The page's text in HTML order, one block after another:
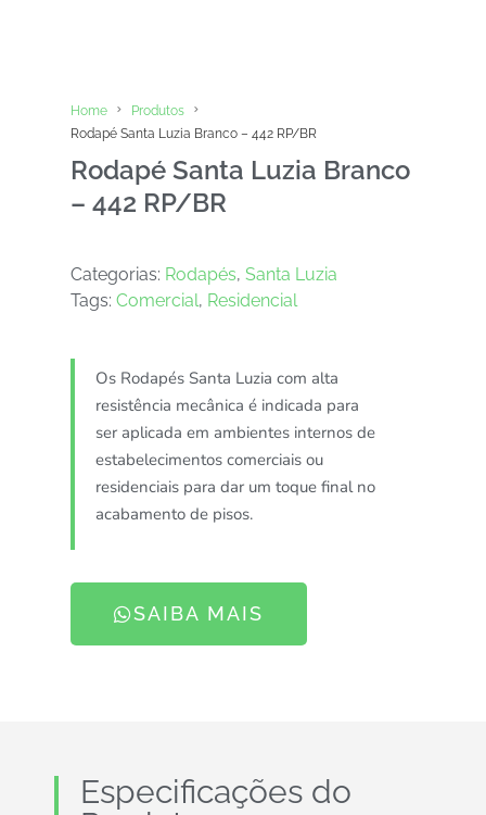
Home
Produtos
Rodapé Santa Luzia Branco – 442 RP/BR
Rodapé Santa Luzia Branco
– 442 RP/BR
Categorias: Rodapés, Santa Luzia
Tags: Comercial, Residencial
Os Rodapés Santa Luzia com alta
resistência mecânica é indicada para
ser aplicada em ambientes internos de
estabelecimentos comerciais ou
residenciais para dar um toque final no
acabamento de pisos.
SAIBA MAIS
Especificações do